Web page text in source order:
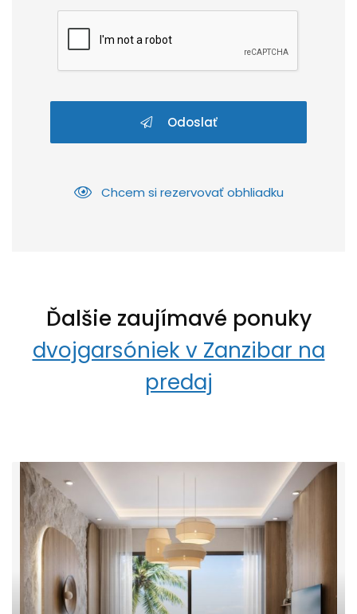
Odoslať
Chcem si rezervovať obhliadku
Ďalšie zaujímavé ponuky
dvojgarsóniek v Zanzibar na
predaj